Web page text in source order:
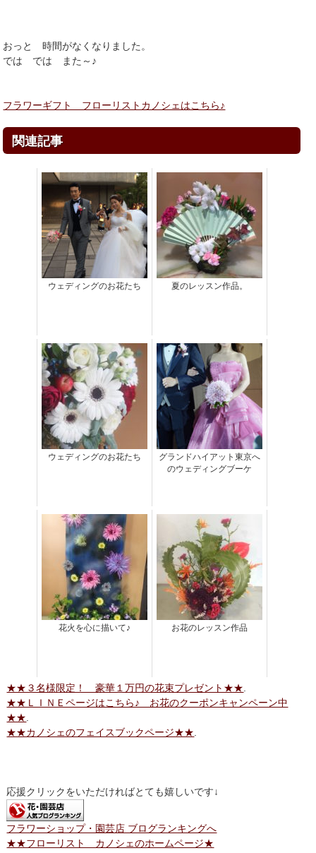
おっと 時間がなくなりました。
では では また～♪
フラワーギフト フローリストカノシェはこちら♪
関連記事
ウェディングのお花たち 夏のレッスン作品。
ウェディングのお花たち
グランドハイアット東京へ
のウェディングブーケ
花火を心に描いて♪ お花のレッスン作品
★★３名様限定！ 豪華１万円の花束プレゼント★★
★★ＬＩＮＥページはこちら♪ お花のクーポンキャンペーン中
★★
★★カノシェのフェイスブックページ★★
応援クリックをいただければとても嬉しいです↓
フラワーショップ・園芸店 ブログランキングへ
★★フローリスト カノシェのホームページ★